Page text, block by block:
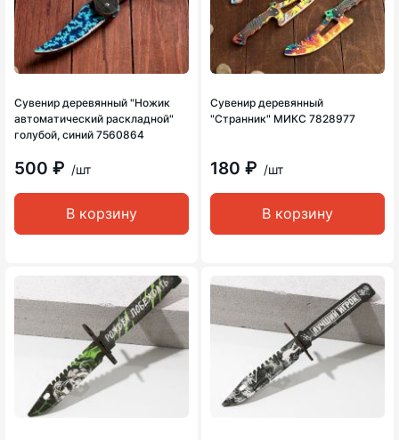
Сувенир деревянный "Ножик
автоматический раскладной"
голубой, синий 7560864
500 ₽ /шт
В корзину
Сувенир деревянный
"Странник" МИКС 7828977
180 ₽ /шт
В корзину